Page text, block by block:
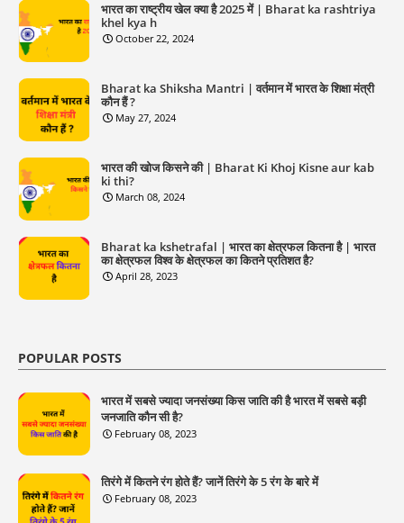
भारत का राष्ट्रीय खेल क्या है 2025 में | Bharat ka rashtriya
khel kya h
October 22, 2024
Bharat ka Shiksha Mantri | वर्तमान में भारत के शिक्षा मंत्री
कौन हैं ?
May 27, 2024
भारत की खोज किसने की | Bharat Ki Khoj Kisne aur kab
ki thi?
March 08, 2024
Bharat ka kshetrafal | भारत का क्षेत्रफल कितना है | भारत
का क्षेत्रफल विश्व के क्षेत्रफल का कितने प्रतिशत है?
April 28, 2023
POPULAR POSTS
भारत में सबसे ज्यादा जनसंख्या किस जाति की है भारत में सबसे बड़ी
जनजाति कौन सी है?
February 08, 2023
तिरंगे में कितने रंग होते हैं? जानें तिरंगे के 5 रंग के बारे में
February 08, 2023